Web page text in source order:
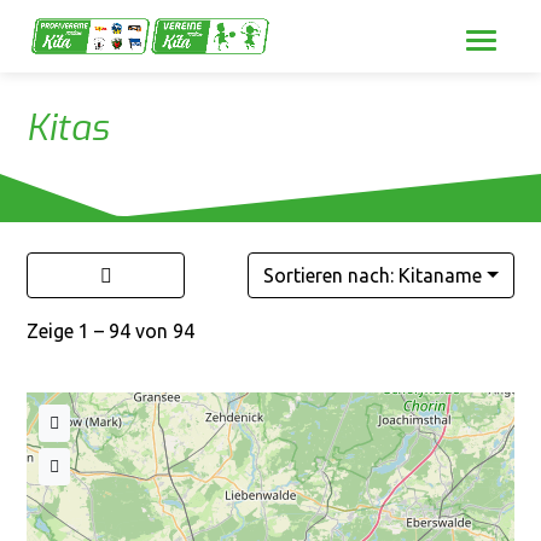
Kitas
Zeige 1 – 94 von 94
Sortieren nach: Kitaname